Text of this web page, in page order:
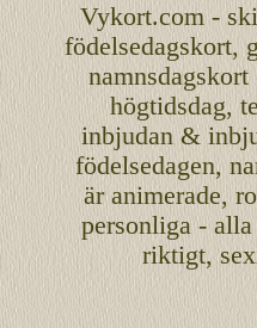
Vykort.com-
födelsedagskort,
namnsdagskort
högtidsdag,
inbjudan&
födelsedagen,
äranimerade,
personliga- alla
riktigt,